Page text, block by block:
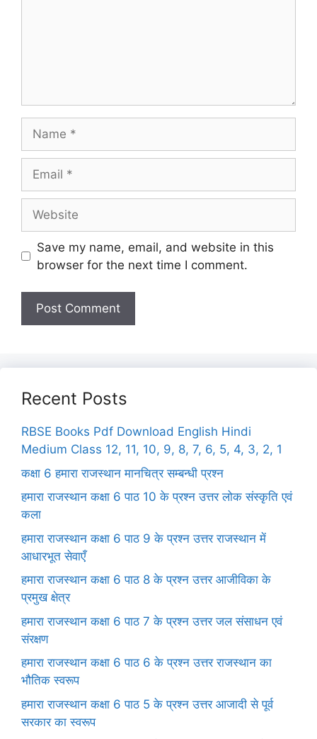
Save my name, email, and website in this
browser for the next time I comment.
Recent Posts
RBSE Books Pdf Download English Hindi
Medium Class 12, 11, 10, 9, 8, 7, 6, 5, 4, 3, 2, 1
कक्षा 6 हमारा राजस्थान मानचित्र सम्बन्धी प्रश्न
हमारा राजस्थान कक्षा 6 पाठ 10 के प्रश्न उत्तर लोक संस्कृति एवं
कला
हमारा राजस्थान कक्षा 6 पाठ 9 के प्रश्न उत्तर राजस्थान में
आधारभूत सेवाएँ
हमारा राजस्थान कक्षा 6 पाठ 8 के प्रश्न उत्तर आजीविका के
प्रमुख क्षेत्र
हमारा राजस्थान कक्षा 6 पाठ 7 के प्रश्न उत्तर जल संसाधन एवं
संरक्षण
हमारा राजस्थान कक्षा 6 पाठ 6 के प्रश्न उत्तर राजस्थान का
भौतिक स्वरूप
हमारा राजस्थान कक्षा 6 पाठ 5 के प्रश्न उत्तर आजादी से पूर्व
सरकार का स्वरूप